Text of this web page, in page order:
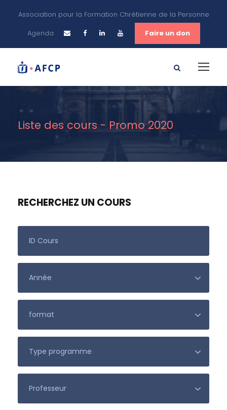
Association pour la Formation Chrétienne de la Personne
Agenda
Faire un don
Liste des cours - Promo 2020
RECHERCHEZ UN COURS